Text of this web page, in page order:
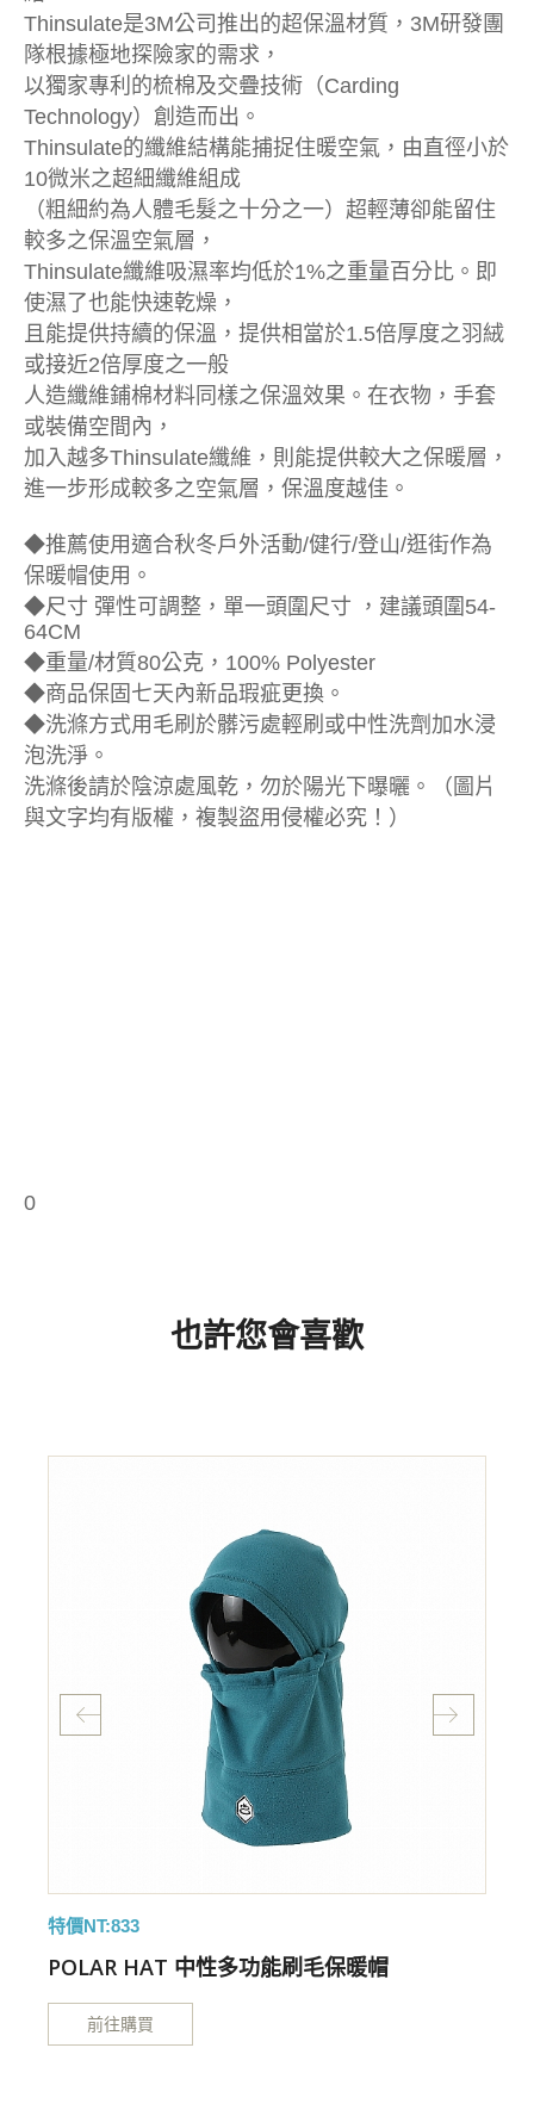
Thinsulate是3M公司推出的超保溫材質，3M研發團
隊根據極地探險家的需求，
以獨家專利的梳棉及交疊技術（Carding
Technology）創造而出。
Thinsulate的纖維結構能捕捉住暖空氣，由直徑小於
10微米之超細纖維組成
（粗細約為人體毛髮之十分之一）超輕薄卻能留住
較多之保溫空氣層，
Thinsulate纖維吸濕率均低於1%之重量百分比。即
使濕了也能快速乾燥，
且能提供持續的保溫，提供相當於1.5倍厚度之羽絨
或接近2倍厚度之一般
人造纖維鋪棉材料同樣之保溫效果。在衣物，手套
或裝備空間內，
加入越多Thinsulate纖維，則能提供較大之保暖層，
進一步形成較多之空氣層，保溫度越佳。
◆推薦使用適合秋冬戶外活動/健行/登山/逛街作為
保暖帽使用。
◆尺寸 彈性可調整，單一頭圍尺寸 ，建議頭圍54-
64CM
◆重量/材質80公克，100% Polyester
◆商品保固七天內新品瑕疵更換。
◆洗滌方式用毛刷於髒污處輕刷或中性洗劑加水浸
泡洗淨。
洗滌後請於陰涼處風乾，勿於陽光下曝曬。（圖片
與文字均有版權，複製盜用侵權必究！）
0
也許您會喜歡
特價NT:833
POLAR HAT 中性多功能刷毛保暖帽
前往購買